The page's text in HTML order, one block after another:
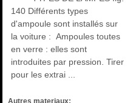
140 Différents types
d'ampoule sont installés sur
la voiture : Ampoules toutes
en verre : elles sont
introduites par pression. Tirer
pour les extrai ...
Autres materiaux: